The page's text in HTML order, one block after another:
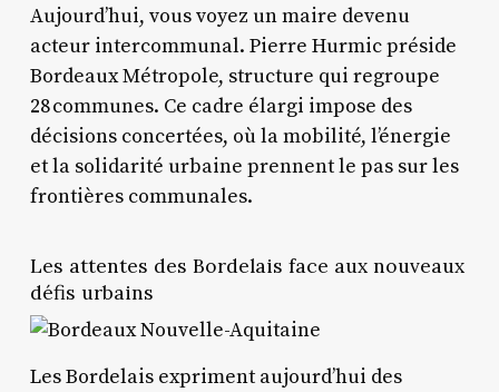
Aujourd’hui, vous voyez un maire devenu
acteur intercommunal. Pierre Hurmic préside
Bordeaux Métropole, structure qui regroupe
28 communes. Ce cadre élargi impose des
décisions concertées, où la mobilité, l’énergie
et la solidarité urbaine prennent le pas sur les
frontières communales.
Les attentes des Bordelais face aux nouveaux
défis urbains
Les Bordelais expriment aujourd’hui des